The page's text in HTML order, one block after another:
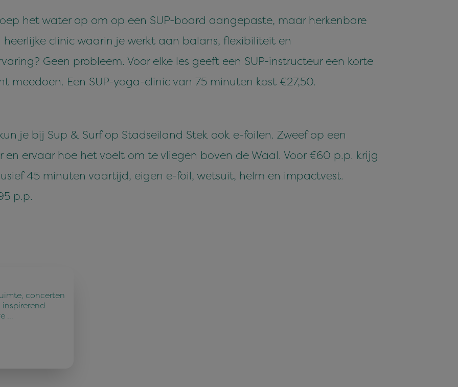
het water op om op een SUP-board aangepaste, maar herkenbare
clinic waarin je werkt aan balans, flexibiliteit en
Geen probleem. Voor elke les geeft een SUP-instructeur een korte
meedoen. Een SUP-yoga-clinic van 75 minuten kost €27,50.
je bij Sup & Surf op Stadseiland Stek ook e-foilen. Zweef op een
ervaar hoe het voelt om te vliegen boven de Waal. Voor €60 p.p. krijg
45 minuten vaartijd, eigen e-foil, wetsuit, helm en impactvest.
p.p.
concerten
…